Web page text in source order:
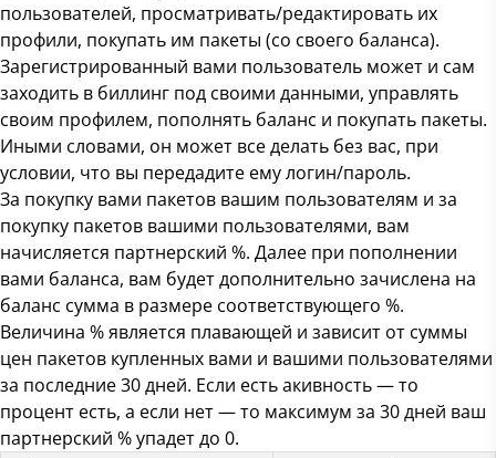
пользователей, просматривать/редактировать их
профили, покупать им пакеты (со своего баланса).
Зарегистрированный вами пользователь может и сам
заходить в биллинг под своими данными, управлять
своим профилем, пополнять баланс и покупать пакеты.
Иными словами, он может все делать без вас, при
условии, что вы передадите ему логин/пароль.
За покупку вами пакетов вашим пользователям и за
покупку пакетов вашими пользователями, вам
начисляется партнерский %. Далее при пополнении
вами баланса, вам будет дополнительно зачислена на
баланс сумма в размере соответствующего %.
Величина % является плавающей и зависит от суммы
цен пакетов купленных вами и вашими пользователями
за последние 30 дней. Если есть акивность — то
процент есть, а если нет — то максимум за 30 дней ваш
партнерский % упадет до 0.